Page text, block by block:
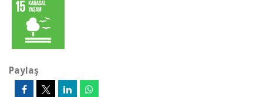
Paylaş